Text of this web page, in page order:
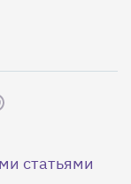
статьями